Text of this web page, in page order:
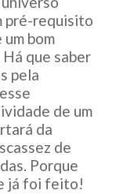
pré-requisito
bom
que saber
pela
de um
da
de
Porque
já foi feito!